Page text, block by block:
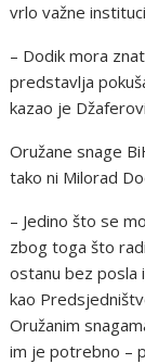
vrlo važne
– Dodik mora
predstavlja
kazao je
Oružane snage
tako ni Milorad
– Jedino što se
zbog toga što
ostanu bez posla
kao
Oružanim
im je potrebno –